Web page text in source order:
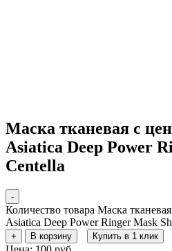
Маска тканевая с
Asiatica Deep Power
Centella
-
Количество товара Маска
Asiatica Deep Power Ringer Mask
+ В корзину Купить в 1 клик